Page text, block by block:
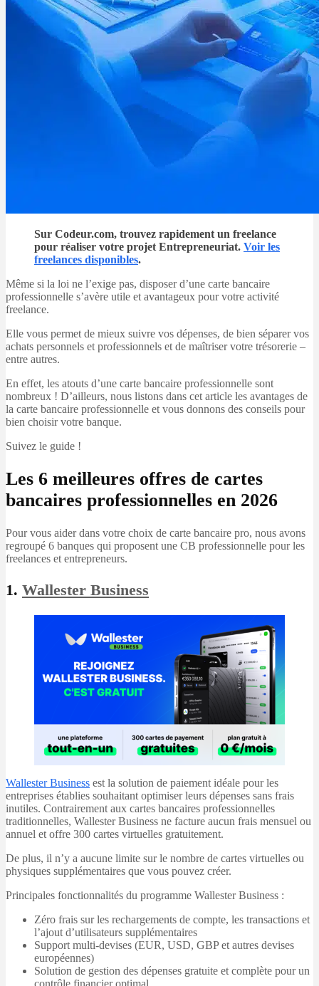
Sur Codeur.com, trouvez rapidement un freelance
pour réaliser votre projet Entrepreneuriat. Voir les
freelances disponibles.
Même si la loi ne l’exige pas, disposer d’une carte bancaire
professionnelle s’avère utile et avantageux pour votre activité
freelance.
Elle vous permet de mieux suivre vos dépenses, de bien séparer vos
achats personnels et professionnels et de maîtriser votre trésorerie –
entre autres.
En effet, les atouts d’une carte bancaire professionnelle sont
nombreux ! D’ailleurs, nous listons dans cet article les avantages de
la carte bancaire professionnelle et vous donnons des conseils pour
bien choisir votre banque.
Suivez le guide !
Les 6 meilleures offres de cartes
bancaires professionnelles en 2026
Pour vous aider dans votre choix de carte bancaire pro, nous avons
regroupé 6 banques qui proposent une CB professionnelle pour les
freelances et entrepreneurs.
1. Wallester Business
Wallester Business est la solution de paiement idéale pour les
entreprises établies souhaitant optimiser leurs dépenses sans frais
inutiles. Contrairement aux cartes bancaires professionnelles
traditionnelles, Wallester Business ne facture aucun frais mensuel ou
annuel et offre 300 cartes virtuelles gratuitement.
De plus, il n’y a aucune limite sur le nombre de cartes virtuelles ou
physiques supplémentaires que vous pouvez créer.
Principales fonctionnalités du programme Wallester Business :
Zéro frais sur les rechargements de compte, les transactions et
l’ajout d’utilisateurs supplémentaires
Support multi-devises (EUR, USD, GBP et autres devises
européennes)
Solution de gestion des dépenses gratuite et complète pour un
contrôle financier optimal